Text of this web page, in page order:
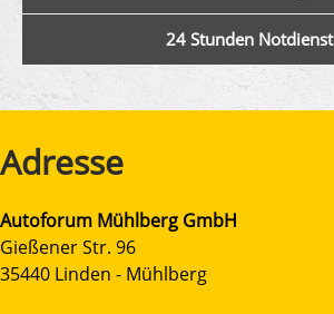
24 Stunden Notdienst
Adresse
Autoforum Mühlberg GmbH
Gießener Str. 96
35440 Linden - Mühlberg